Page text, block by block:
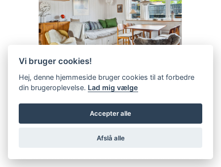
Vi bruger cookies!
Hej, denne hjemmeside bruger cookies til at forbedre
din brugeroplevelse. Lad mig vælge
Accepter alle
Afslå alle